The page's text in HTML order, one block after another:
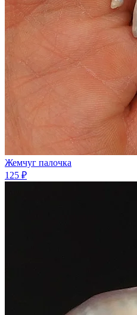
Жемчуг палочка
125 ₽